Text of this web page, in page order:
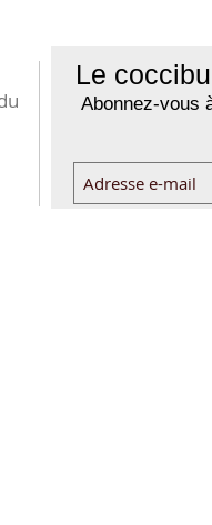
Le
Abonnez-vous